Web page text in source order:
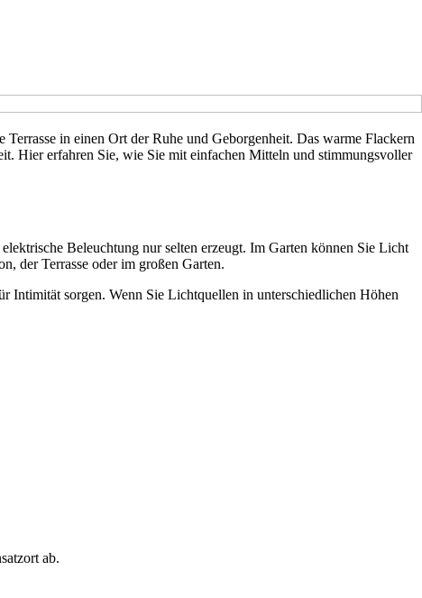
in einen Ort der Ruhe und Geborgenheit. Das warme Flackern
Hier erfahren Sie, wie Sie mit einfachen Mitteln und stimmungsvoller
Beleuchtung nur selten erzeugt. Im Garten können Sie Licht
der Terrasse oder im großen Garten.
Intimität sorgen. Wenn Sie Lichtquellen in unterschiedlichen Höhen
ab.